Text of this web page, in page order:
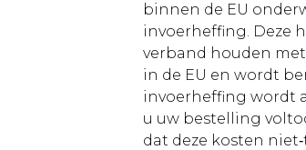
binnen de EU
invoerheffing. Deze
verband houden
in de EU en wordt
invoerheffing wordt
u uw bestelling
dat deze kosten